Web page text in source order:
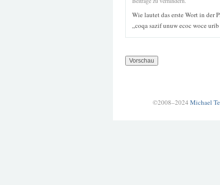
Wie lautet das erste Wort in der
„coqa sazif unuw ecoc woce
©2008–2024 Michael